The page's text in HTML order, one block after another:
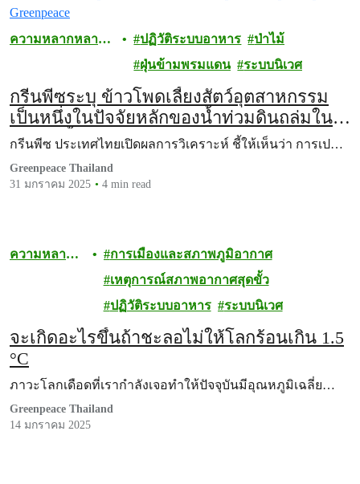
ความหลากหลาย
ปฏิวัติระบบอาหาร
ป่าไม้
ฝุ่นข้ามพรมแดน
ระบบนิเวศ
กรีนพีซระบุ ข้าวโพดเลี้ยงสัตว์อุตสาหกรรม
เป็นหนึ่งในปัจจัยหลักของน้ำท่วมดินถล่มใน
เขตลุ่มน้ำกกในเขตจังหวัดเชียงรายและ
อำเภอแม่อาย จังหวัดเชียงใหม่
กรีนพีซ ประเทศไทยเปิดผลการวิเคราะห์ ชี้ให้เห็นว่า การเป…
Greenpeace Thailand
31 มกราคม 2025
4 min read
ความหลาก
การเมืองและสภาพภูมิอากาศ
เหตุการณ์สภาพอากาศสุดขั้ว
ปฏิวัติระบบอาหาร
ระบบนิเวศ
จะเกิดอะไรขึ้นถ้าชะลอไม่ให้โลกร้อนเกิน 1.5
°C
ภาวะโลกเดือดที่เรากำลังเจอทำให้ปัจจุบันมีอุณหภูมิเฉลี่ย…
Greenpeace Thailand
14 มกราคม 2025